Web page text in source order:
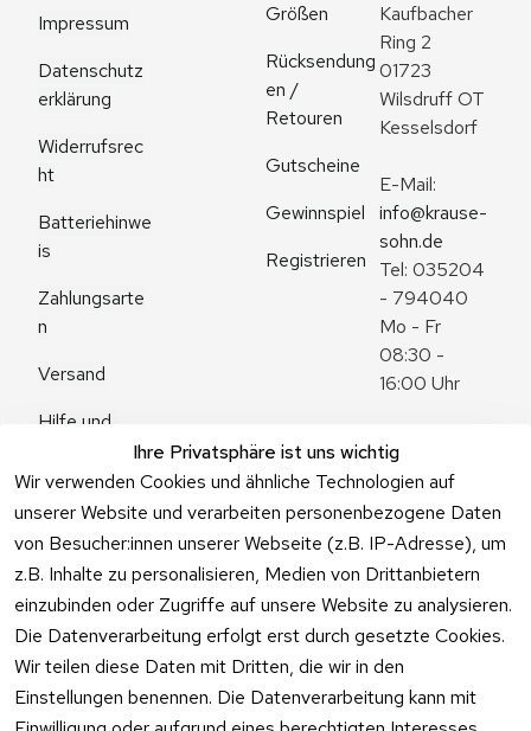
Ihre Privatsphäre ist uns wichtig
Wir verwenden Cookies und ähnliche Technologien auf
unserer Website und verarbeiten personenbezogene Daten
von Besucher:innen unserer Webseite (z.B. IP-Adresse), um
z.B. Inhalte zu personalisieren, Medien von Drittanbietern
einzubinden oder Zugriffe auf unsere Website zu analysieren.
Die Datenverarbeitung erfolgt erst durch gesetzte Cookies.
Wir teilen diese Daten mit Dritten, die wir in den
Einstellungen benennen. Die Datenverarbeitung kann mit
Impressum
Datenschutz
erklärung
Widerrufsrec
ht
Batteriehinwe
is
Zahlungsarte
n
Versand
Hilfe und
Fragen
Größen
Rücksendung
en /
Retouren
Gutscheine
Gewinnspiel
Registrieren
Kaufbacher
Ring 2
01723
Wilsdruff OT
Kesselsdorf
info@krause-
sohn.de
Tel: 035204
- 794040
Mo - Fr
08:30 -
16:00 Uhr
Zum
Kontaktformu
lar
Vertrag
widerrufen